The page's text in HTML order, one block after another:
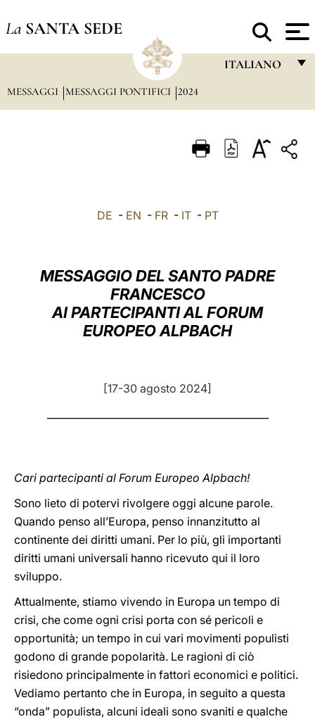
La SANTA SEDE
ITALIANO
ITALIANO
العربيّة
中文
LATINE
MESSAGGI MESSAGGI PONTIFICI 2024
DE - EN - FR- IT- PT
MESSAGGIO DEL SANTO PADRE
FRANCESCO
AI PARTECIPANTI AL FORUM
EUROPEO ALPBACH
[17-30 agosto 2024]
Cari partecipanti al Forum Europeo Alpbach!
Sono lieto di potervi rivolgere oggi alcune parole.
Quando penso all’Europa, penso innanzitutto al
continente dei diritti umani. Per lo più, gli importanti
diritti umani universali hanno ricevuto qui il loro
sviluppo.
Attualmente, stiamo vivendo in Europa un tempo di
crisi, che come ogni crisi porta con sé pericoli e
opportunità; un tempo in cui vari movimenti populisti
godono di grande popolarità. Le ragioni di ciò
risiedono principalmente in fattori economici e politici.
Vediamo pertanto che in Europa, in seguito a questa
“onda” populista, alcuni ideali sono svaniti e qualche